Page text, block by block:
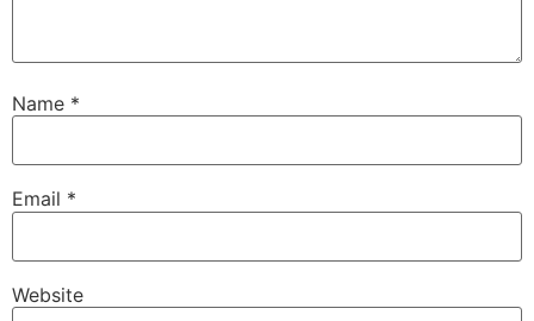
Name *
Email *
Website